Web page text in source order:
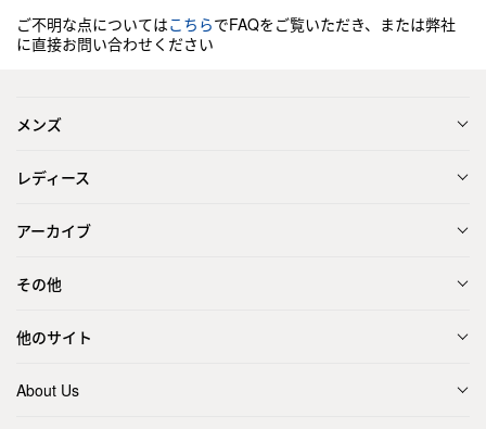
ご不明な点についてはこちらでFAQをご覧いただき、または弊社
に直接お問い合わせください
メンズ
レディース
アーカイブ
その他
他のサイト
About Us